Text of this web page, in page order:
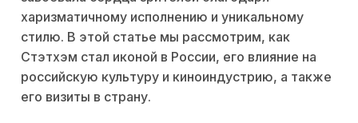
харизматичному исполнению и уникальному
стилю. В этой статье мы рассмотрим, как
Стэтхэм стал иконой в России, его влияние на
российскую культуру и киноиндустрию, а также
его визиты в страну.